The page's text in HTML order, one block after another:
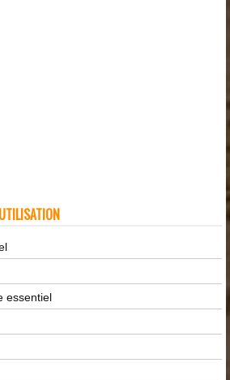
essentiel